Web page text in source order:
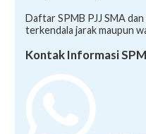
Daftar SPMB PJJ SMA
terkendala jarak maupun
Kontak Informasi